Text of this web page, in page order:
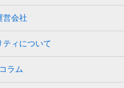
営会社
ティについて
コラム